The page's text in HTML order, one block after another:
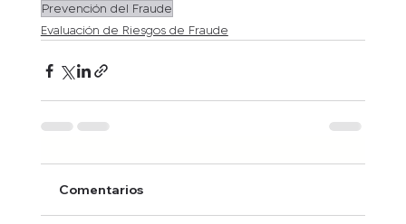
Prevención del Fraude
Evaluación de Riesgos de Fraude
Comentarios